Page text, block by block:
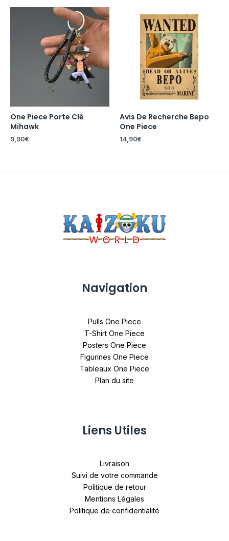
One Piece Porte Clé
Mihawk
9,90€
Avis De Recherche Bepo
One Piece
14,90€
Navigation
Pulls One Piece
T-Shirt One Piece
Posters One Piece
Figurines One Piece
Tableaux One Piece
Plan du site
Liens Utiles
Livraison
Suivi de votre commande
Politique de retour
Mentions Légales
Politique de confidentialité